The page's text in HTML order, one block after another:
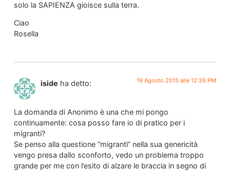
solo la SAPIENZA gioisce sulla terra.
Ciao
Rosella
iside ha detto: 19 Agosto 2015 alle 12:39 PM
La domanda di Anonimo è una che mi pongo
continuamente: cosa posso fare io di pratico per i
migranti?
Se penso alla questione “migranti” nella sua genericità
vengo presa dallo sconforto, vedo un problema troppo
grande per me con l’esito di alzare le braccia in segno di